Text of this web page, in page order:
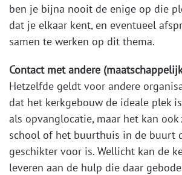
ben je bijna nooit de enige op die
dat je elkaar kent, en eventueel
samen te werken op dit thema.
Contact met andere
Hetzelfde geldt voor andere
dat het kerkgebouw de ideale plek
als opvanglocatie, maar het kan
school of het buurthuis in de buurt
geschikter voor is. Wellicht kan de
leveren aan de hulp die daar